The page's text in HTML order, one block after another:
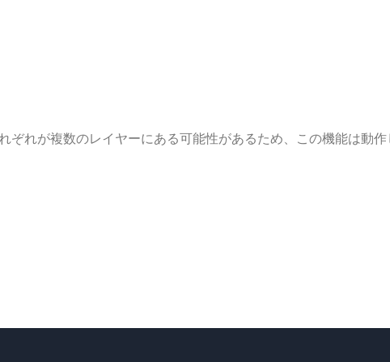
ぞれが複数のレイヤーにある可能性があるため、この機能は動